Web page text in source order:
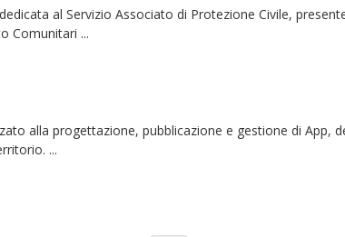
dedicata al Servizio Associato di Protezione Civile,
Comunitari ...
alla progettazione, pubblicazione e gestione di App,
...